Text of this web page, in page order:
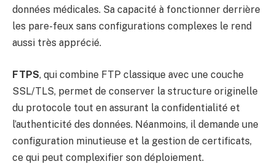
données médicales. Sa capacité à fonctionner derrière
les pare-feux sans configurations complexes le rend
aussi très apprécié.
FTPS, qui combine FTP classique avec une couche
SSL/TLS, permet de conserver la structure originelle
du protocole tout en assurant la confidentialité et
l’authenticité des données. Néanmoins, il demande une
configuration minutieuse et la gestion de certificats,
ce qui peut complexifier son déploiement.